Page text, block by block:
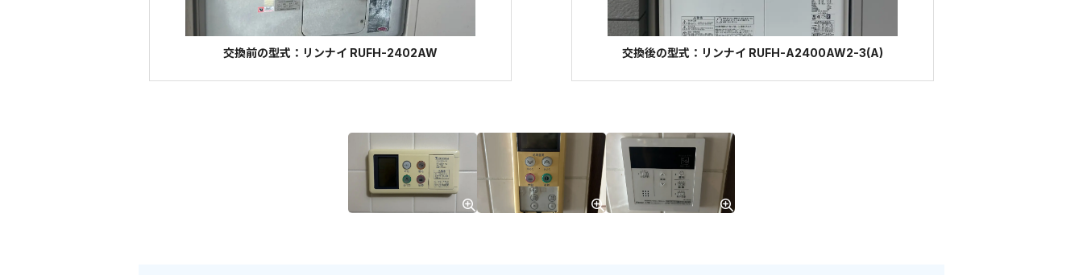
交換前の型式：リンナイ RUFH-2402AW 交換後の型式：リンナイ RUFH-A2400AW2-3(A)